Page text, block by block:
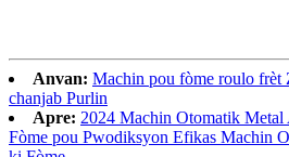
Anvan: Machin pou fòme roulo
chanjab Purlin
Apre: 2024 Machin Otomatik
Fòme pou Pwodiksyon Efikas Machin